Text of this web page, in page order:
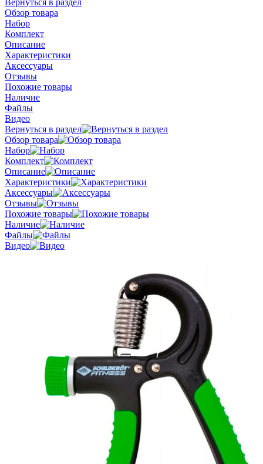
Вернуться в раздел
Обзор товара
Набор
Комплект
Описание
Характеристики
Аксессуары
Отзывы
Похожие товары
Наличие
Файлы
Видео
Вернуться в раздел
Обзор товара
Набор
Комплект
Описание
Характеристики
Аксессуары
Отзывы
Похожие товары
Наличие
Файлы
Видео